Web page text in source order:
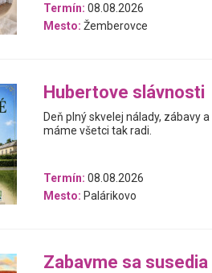
Termín: 08.08.2026
Mesto: Žemberovce
Hubertove slávnosti
Deň plný skvelej nálady, zábavy
máme všetci tak radi.
Termín: 08.08.2026
Mesto: Palárikovo
Zabavme sa susedia